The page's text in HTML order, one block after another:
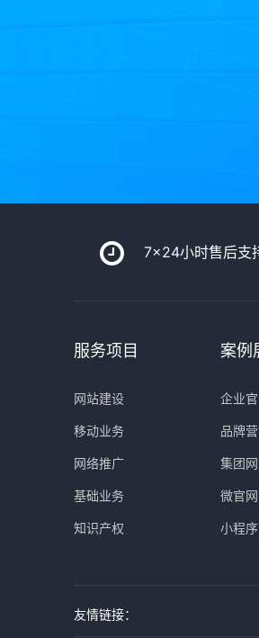
7x24小时售后支
服务项目
网站建设
移动业务
网络推广
基础业务
知识产权
案例
企业
品牌
集团
微官网
小程序
友情链接：